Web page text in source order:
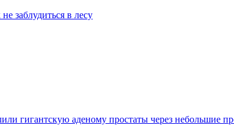
заблудиться в лесу
гигантскую аденому простаты через небольшие